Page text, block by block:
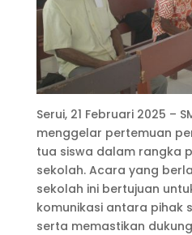
Serui, 21 Februari 2025 –
menggelar pertemuan
tua siswa dalam rangka
sekolah. Acara yang
sekolah ini bertujuan
komunikasi antara pihak
serta memastikan